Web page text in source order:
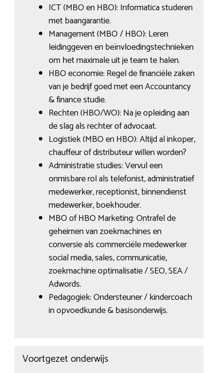
ICT (MBO en HBO): Informatica studeren
met baangarantie.
Management (MBO / HBO): Leren
leidinggeven en beïnvloedingstechnieken
om het maximale uit je team te halen.
HBO economie: Regel de financiële zaken
van je bedrijf goed met een Accountancy
& finance studie.
Rechten (HBO/WO): Na je opleiding aan
de slag als rechter of advocaat.
Logistiek (MBO en HBO): Altijd al inkoper,
chauffeur of distributeur willen worden?
Administratie studies: Vervul een
onmisbare rol als telefonist, administratief
medewerker, receptionist, binnendienst
medewerker, boekhouder.
MBO of HBO Marketing: Ontrafel de
geheimen van zoekmachines en
conversie als commerciële medewerker
social media, sales, communicatie,
zoekmachine optimalisatie / SEO, SEA /
Adwords.
Pedagogiek: Ondersteuner / kindercoach
in opvoedkunde & basisonderwijs.
Voortgezet onderwijs